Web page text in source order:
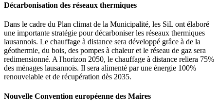
Décarbonisation des réseaux thermiques
Dans le cadre du Plan climat de la Municipalité, les SiL ont élaboré
une importante stratégie pour décarboniser les réseaux thermiques
lausannois. Le chauffage à distance sera développé grâce à de la
géothermie, du bois, des pompes à chaleur et le réseau de gaz sera
redimensionné. A l'horizon 2050, le chauffage à distance reliera 75%
des ménages lausannois. Il sera alimenté par une énergie 100%
renouvelable et de récupération dès 2035.
Nouvelle Convention européenne des Maires